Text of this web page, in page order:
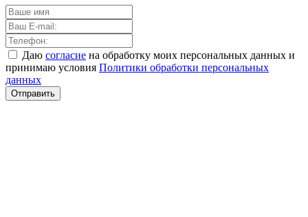
Даю согласие на обработку моих персональных данных и
принимаю условия Политики обработки персональных
данных
Отправить